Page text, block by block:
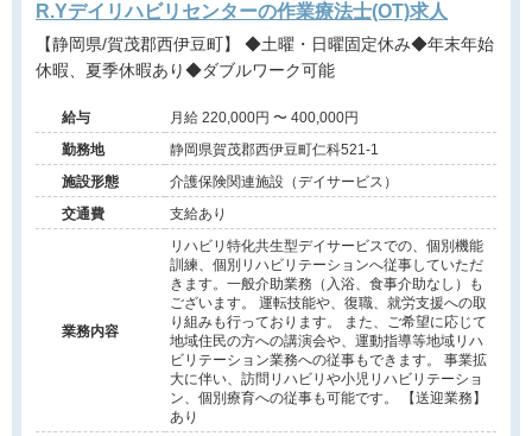
R.Yデイリハビリセンターの作業療法士(OT)求人
【静岡県/賀茂郡西伊豆町】 ◆土曜・日曜固定休み◆年末年始
休暇、夏季休暇あり◆ダブルワーク可能
給与
月給 220,000円 〜 400,000円
勤務地
静岡県賀茂郡西伊豆町仁科521-1
施設形態
介護保険関連施設（デイサービス）
交通費
支給あり
業務内容
リハビリ特化共生型デイサービスでの、個別機能
訓練、個別リハビリテーションへ従事していただ
きます。一般介助業務（入浴、食事介助なし）も
ございます。 運転技能や、復職、就労支援への取
り組みも行っております。 また、ご希望に応じて
地域住民の方への講演会や、運動指導等地域リハ
ビリテーション業務への従事もできます。 事業拡
大に伴い、訪問リハビリや小児リハビリテーショ
ン、個別療育への従事も可能です。 【送迎業務】
あり